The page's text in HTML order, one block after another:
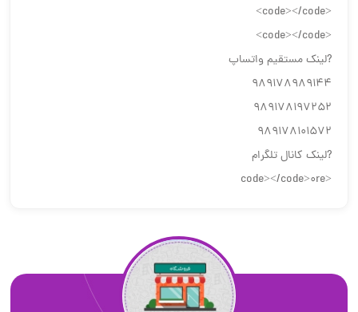
<code></code>
<code></code>
?لینک مستقیم واتساپ
989178989144
989178197252
989178101572
?لینک کانال تلگرام
<code></code>0re